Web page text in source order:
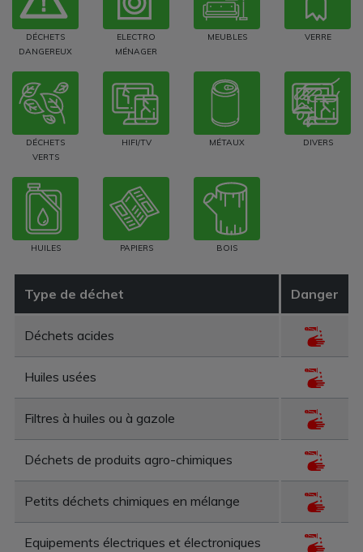
DÉCHETS
DANGEREUX
ELECTRO
MÉNAGER
MEUBLES VERRE
DÉCHETS
VERTS
HIFI/TV MÉTAUX DIVERS
HUILES PAPIERS BOIS
Type de déchet Danger
Déchets acides
Huiles usées
Filtres à huiles ou à gazole
Déchets de produits agro-chimiques
Petits déchets chimiques en mélange
Equipements électriques et électroniques